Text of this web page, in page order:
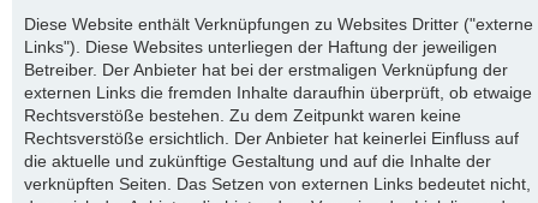
Diese Website enthält Verknüpfungen zu Websites Dritter ("externe
Links"). Diese Websites unterliegen der Haftung der jeweiligen
Betreiber. Der Anbieter hat bei der erstmaligen Verknüpfung der
externen Links die fremden Inhalte daraufhin überprüft, ob etwaige
Rechtsverstöße bestehen. Zu dem Zeitpunkt waren keine
Rechtsverstöße ersichtlich. Der Anbieter hat keinerlei Einfluss auf
die aktuelle und zukünftige Gestaltung und auf die Inhalte der
verknüpften Seiten. Das Setzen von externen Links bedeutet nicht,